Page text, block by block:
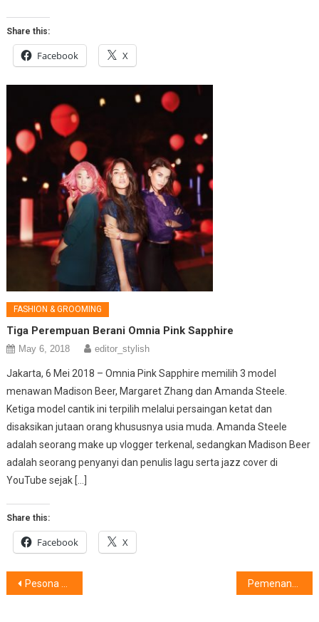
Share this:
Facebook X
FASHION & GROOMING
Tiga Perempuan Berani Omnia Pink Sapphire
May 6, 2018 editor_stylish
Jakarta, 6 Mei 2018 – Omnia Pink Sapphire memilih 3 model
menawan Madison Beer, Margaret Zhang dan Amanda Steele.
Ketiga model cantik ini terpilih melalui persaingan ketat dan
disaksikan jutaan orang khususnya usia muda. Amanda Steele
adalah seorang make up vlogger terkenal, sedangkan Madison Beer
adalah seorang penyanyi dan penulis lagu serta jazz cover di
YouTube sejak […]
Share this:
Facebook X
Post
Pesona Menebar Dengan Sling Bag